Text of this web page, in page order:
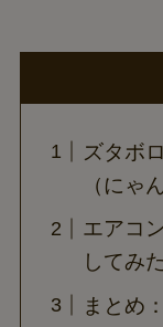
ズタボ
（にゃ
エアコ
してみた
まとめ